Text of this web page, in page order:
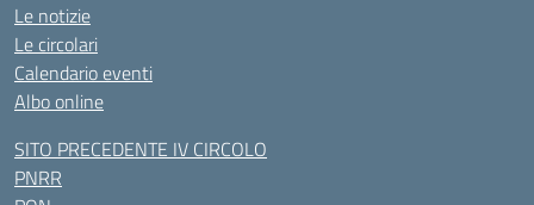
Le notizie
Le circolari
Calendario eventi
Albo online
SITO PRECEDENTE IV CIRCOLO
PNRR